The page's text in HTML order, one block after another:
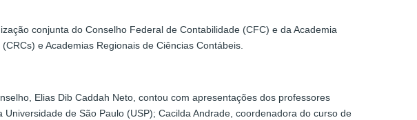
conjunta do Conselho Federal de Contabilidade (CFC) e da Academia
e Academias Regionais de Ciências Contábeis.
Elias Dib Caddah Neto, contou com apresentações dos professores
de São Paulo (USP); Cacilda Andrade, coordenadora do curso de